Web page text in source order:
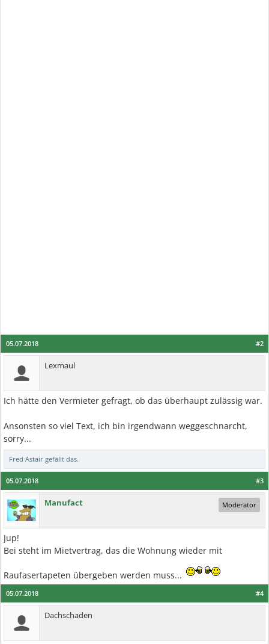
#2
05.07.2018
Lexmaul
Ich hätte den Vermieter gefragt, ob das überhaupt zulässig war.
Ansonsten so viel Text, ich bin irgendwann weggeschnarcht,
sorry...
Fred Astair gefällt das.
#3
05.07.2018
Manufact Moderator
Jup!
Bei steht im Mietvertrag, das die Wohnung wieder mit
Raufasertapeten übergeben werden muss...
#4
05.07.2018
Dachschaden